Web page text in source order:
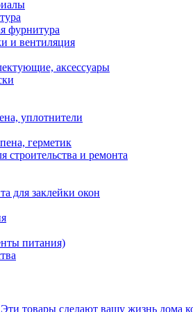
фурнитура
и вентиляция
аксессуары
уплотнители
герметик
строительства и ремонта
для заклейки окон
питания)
Эти товары сделают вашу жизнь дома